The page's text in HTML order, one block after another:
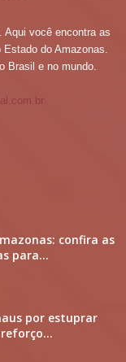
Aqui você encontra as
do Amazonas.
Brasil e no mundo.
confira as
para...
por estuprar